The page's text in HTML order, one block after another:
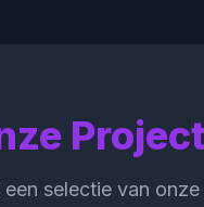
een selectie van